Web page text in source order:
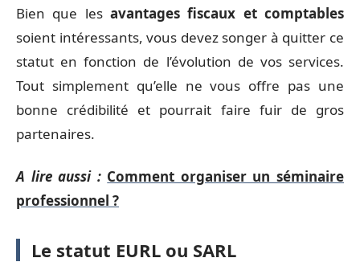
Bien que les avantages fiscaux et comptables
soient intéressants, vous devez songer à quitter ce
statut en fonction de l’évolution de vos services.
Tout simplement qu’elle ne vous offre pas une
bonne crédibilité et pourrait faire fuir de gros
partenaires.
A lire aussi : Comment organiser un séminaire
professionnel ?
Le statut EURL ou SARL